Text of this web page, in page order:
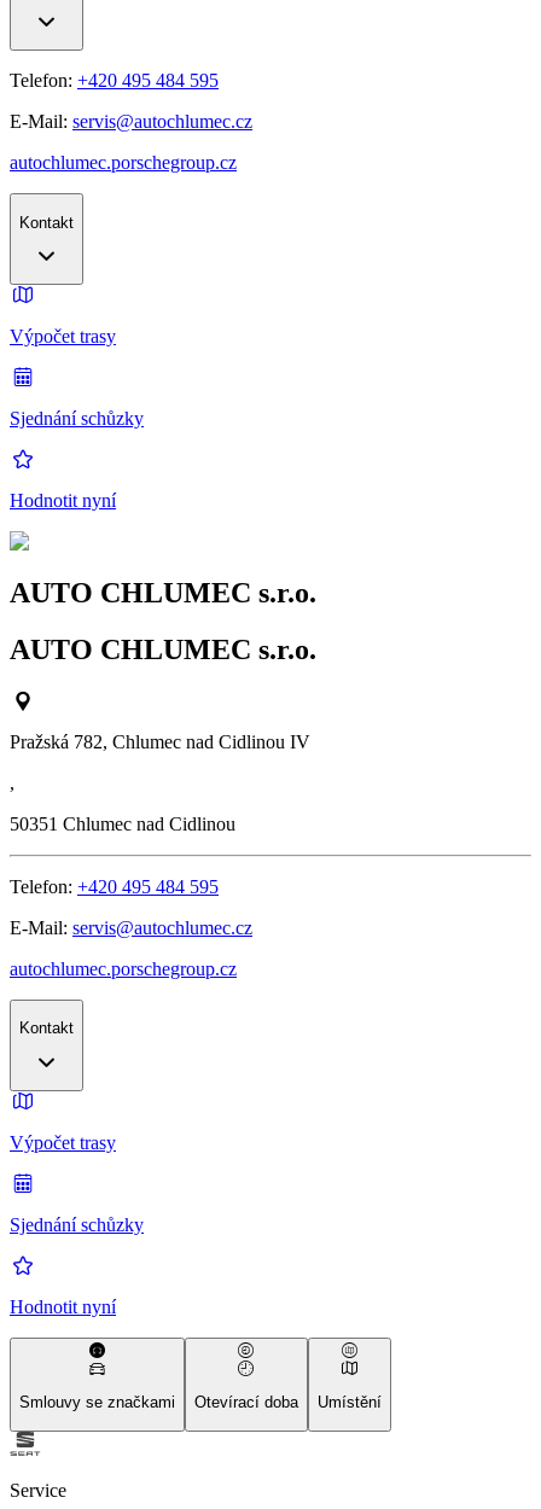
Telefon: +420 495 484 595
E-Mail: servis@autochlumec.cz
autochlumec.porschegroup.cz
Kontakt
Výpočet trasy
Sjednání schůzky
Hodnotit nyní
AUTO CHLUMEC s.r.o.
AUTO CHLUMEC s.r.o.
Pražská 782, Chlumec nad Cidlinou IV
,
50351 Chlumec nad Cidlinou
Telefon: +420 495 484 595
E-Mail: servis@autochlumec.cz
autochlumec.porschegroup.cz
Kontakt
Výpočet trasy
Sjednání schůzky
Hodnotit nyní
Smlouvy se značkami Otevírací doba Umístění
Service